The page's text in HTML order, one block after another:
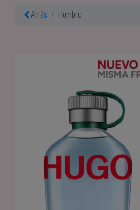
Atrás
Hombre